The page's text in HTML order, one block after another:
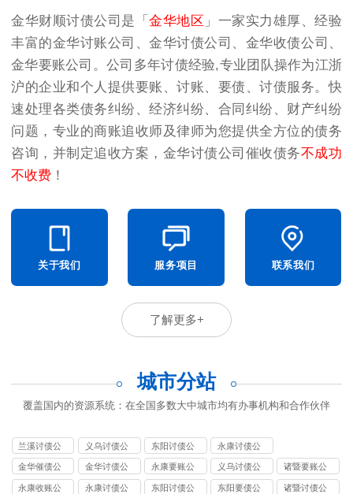
金华财顺讨债公司是「金华地区 」一家实力雄厚、经验
丰富的金华讨账公司 、金华讨债公司 、 金华收债公司 、
金华要账公司 。公司多年讨债经验,专业团队操作为江浙
沪的企业和个人提供要账、讨账、要债、讨债服务。快
速处理各类债务纠纷、经济纠纷、合同纠纷、财产纠纷
问题，专业的商账追收师及律师为您提供全方位的债务
咨询，并制定追收方案，金华讨债公司催收债务不成功
不收费 ！
关于我们 服务项目 联系我们
了解更多+
城市分站
覆盖国内的资源系统：在全国多数大中城市均有办事机构和合作伙伴
兰溪讨债公
司
义乌讨债公
司
东阳讨债公
司
永康讨债公
司
金华催债公
司
金华讨债公
司
永康要账公
司
义乌讨债公
司
诸暨要账公
司
永康收账公
永康讨债公
东阳讨债公
东阳要债公
诸暨讨债公